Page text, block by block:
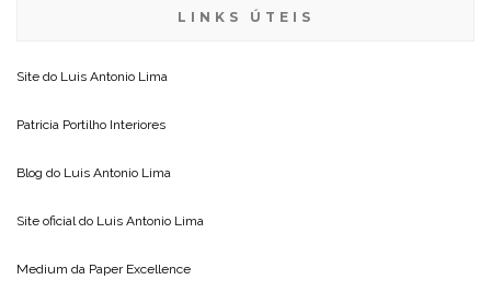
LINKS ÚTEIS
Site do Luis Antonio Lima
Patricia Portilho Interiores
Blog do Luis Antonio Lima
Site oficial do Luis Antonio Lima
Medium da Paper Excellence